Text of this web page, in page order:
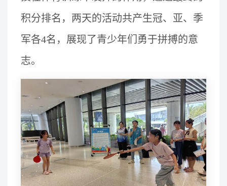
积分排名，两天的活动共产生冠、亚、季
军各4名，展现了青少年们勇于拼搏的意
志。